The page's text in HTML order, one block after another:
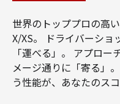
世界のトッププロの高
X/XS。
ドライバーショ
「運べる」。
アプロー
メージ通りに「寄る」。
う性能が、あなたのス